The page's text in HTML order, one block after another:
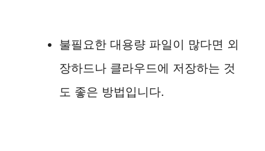
불필요한 대용량 파일이 많다면 외
장하드나 클라우드에 저장하는 것
도 좋은 방법입니다.